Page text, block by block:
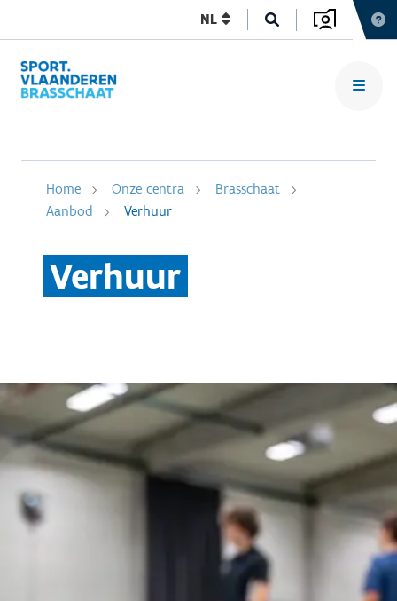
NL
Home Onze centra
Brasschaat
Aanbod
Verhuur
Verhuur